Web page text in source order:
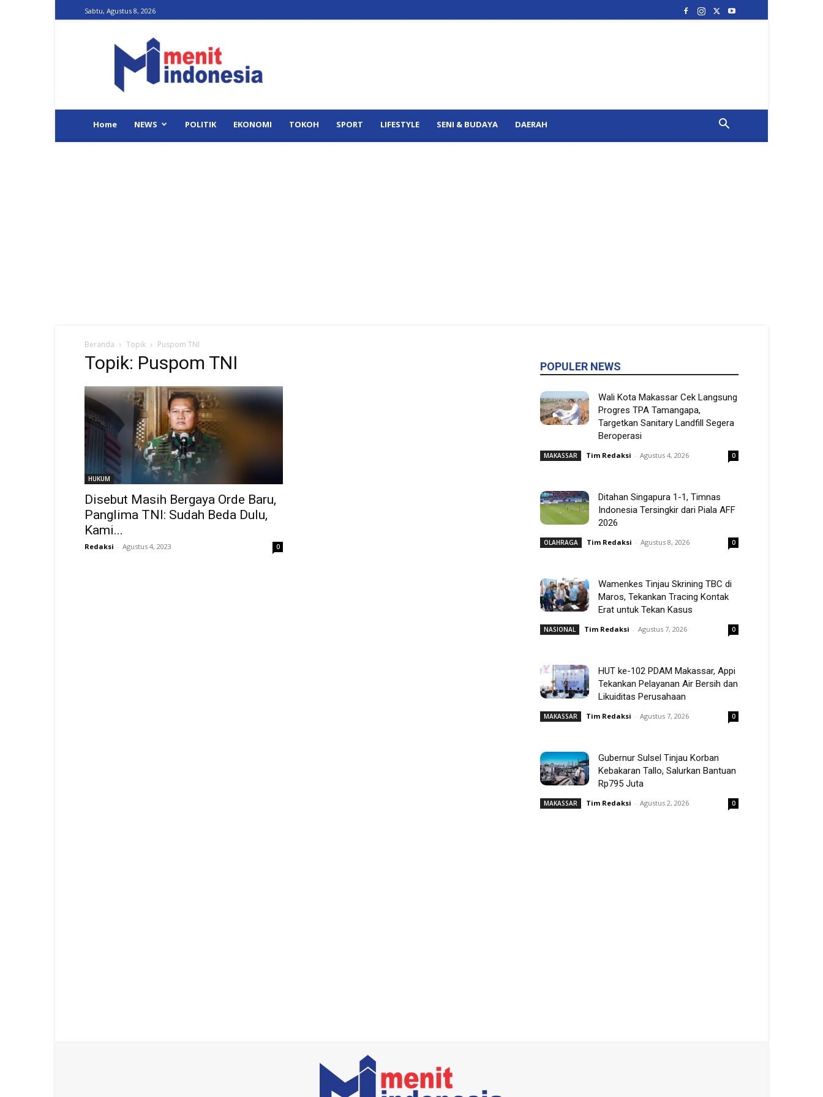
Sabtu, Agustus 8, 2026
Indonesia
Home NEWS POLITIK EKONOMI TOKOH SPORT LIFESTYLE SENI & BUDAYA DAERAH
Beranda Topik Puspom TNI
Topik: Puspom TNI
HUKUM
Disebut Masih Bergaya Orde Baru,
Panglima TNI: Sudah Beda Dulu,
Kami...
Redaksi - Agustus 4, 2023 0
POPULER NEWS
Wali Kota Makassar Cek Langsung
Progres TPA Tamangapa,
Targetkan Sanitary Landfill Segera
Beroperasi
MAKASSAR Tim Redaksi - Agustus 4, 2026 0
Ditahan Singapura 1-1, Timnas
Indonesia Tersingkir dari Piala AFF
2026
OLAHRAGA Tim Redaksi - Agustus 8, 2026 0
Wamenkes Tinjau Skrining TBC di
Maros, Tekankan Tracing Kontak
Erat untuk Tekan Kasus
NASIONAL Tim Redaksi - Agustus 7, 2026 0
HUT ke-102 PDAM Makassar, Appi
Tekankan Pelayanan Air Bersih dan
Likuiditas Perusahaan
MAKASSAR Tim Redaksi - Agustus 7, 2026 0
Gubernur Sulsel Tinjau Korban
Kebakaran Tallo, Salurkan Bantuan
Rp795 Juta
MAKASSAR Tim Redaksi - Agustus 2, 2026 0